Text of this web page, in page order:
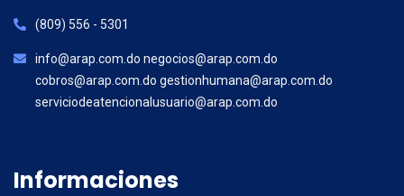
(809) 556 - 5301
info@arap.com.do negocios@arap.com.do
cobros@arap.com.do gestionhumana@arap.com.do
serviciodeatencionalusuario@arap.com.do
Informaciones